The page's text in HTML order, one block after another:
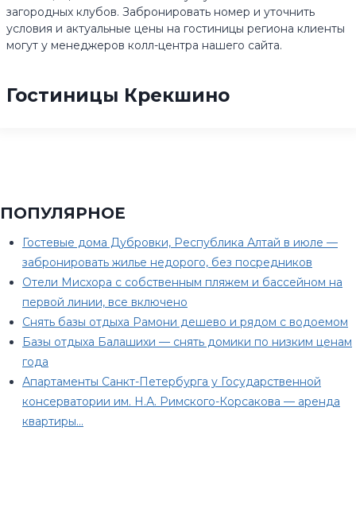
загородных клубов. Забронировать номер и уточнить
условия и актуальные цены на гостиницы региона клиенты
могут у менеджеров колл-центра нашего сайта.
Гостиницы Крекшино
ПОПУЛЯРНОЕ
Гостевые дома Дубровки, Республика Алтай в июле —
забронировать жилье недорого, без посредников
Отели Мисхора с собственным пляжем и бассейном на
первой линии, все включено
Снять базы отдыха Рамони дешево и рядом с водоемом
Базы отдыха Балашихи — снять домики по низким ценам
года
Апартаменты Санкт-Петербурга у Государственной
консерватории им. Н.А. Римского-Корсакова — аренда
квартиры…